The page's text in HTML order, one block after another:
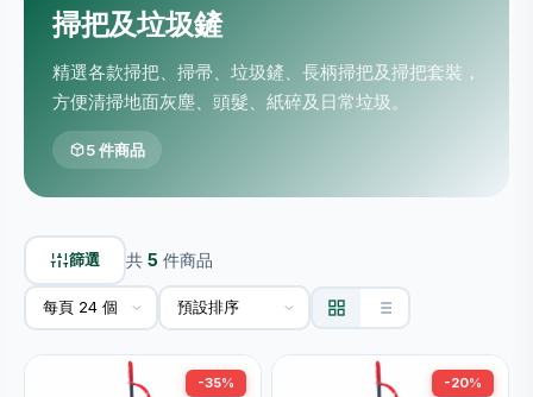
掃把及垃圾鏟
精選各款掃把、掃帚、垃圾鏟、長柄掃把及掃把套裝，
方便清掃地面灰塵、頭髮、紙碎及日常垃圾。
5 件商品
篩選 共 5 件商品
-35% -20%